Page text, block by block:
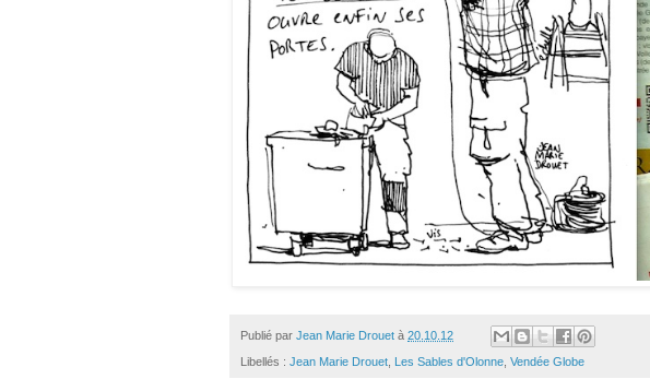
Publié par Jean Marie Drouet à 20.10.12
Libellés : Jean Marie Drouet Les Sables d'Olonne Vendée Globe